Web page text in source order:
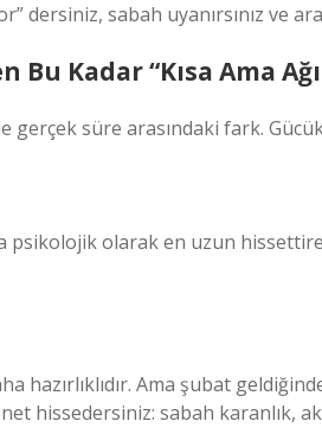
dersiniz, sabah uyanırsınız ve
Bu Kadar “Kısa Ama
gerçek süre arasındaki fark.
psikolojik olarak en uzun
hazırlıklıdır. Ama şubat
hissedersiniz: sabah karanlık,